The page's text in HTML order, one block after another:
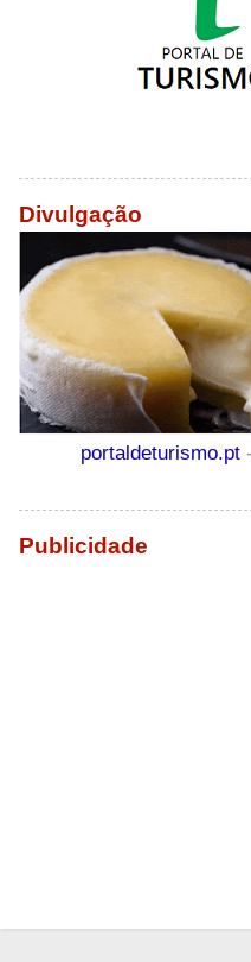
Divulgação
portaldeturismo.pt
Publicidade